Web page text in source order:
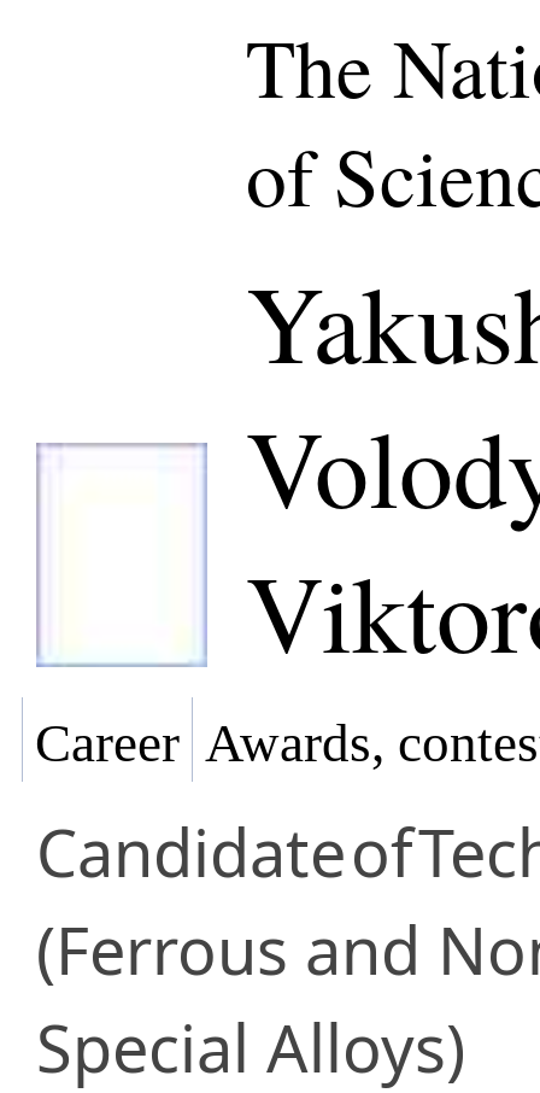
The
of
Career Awards,
Candidateof
(Ferrous and
Special Alloys)